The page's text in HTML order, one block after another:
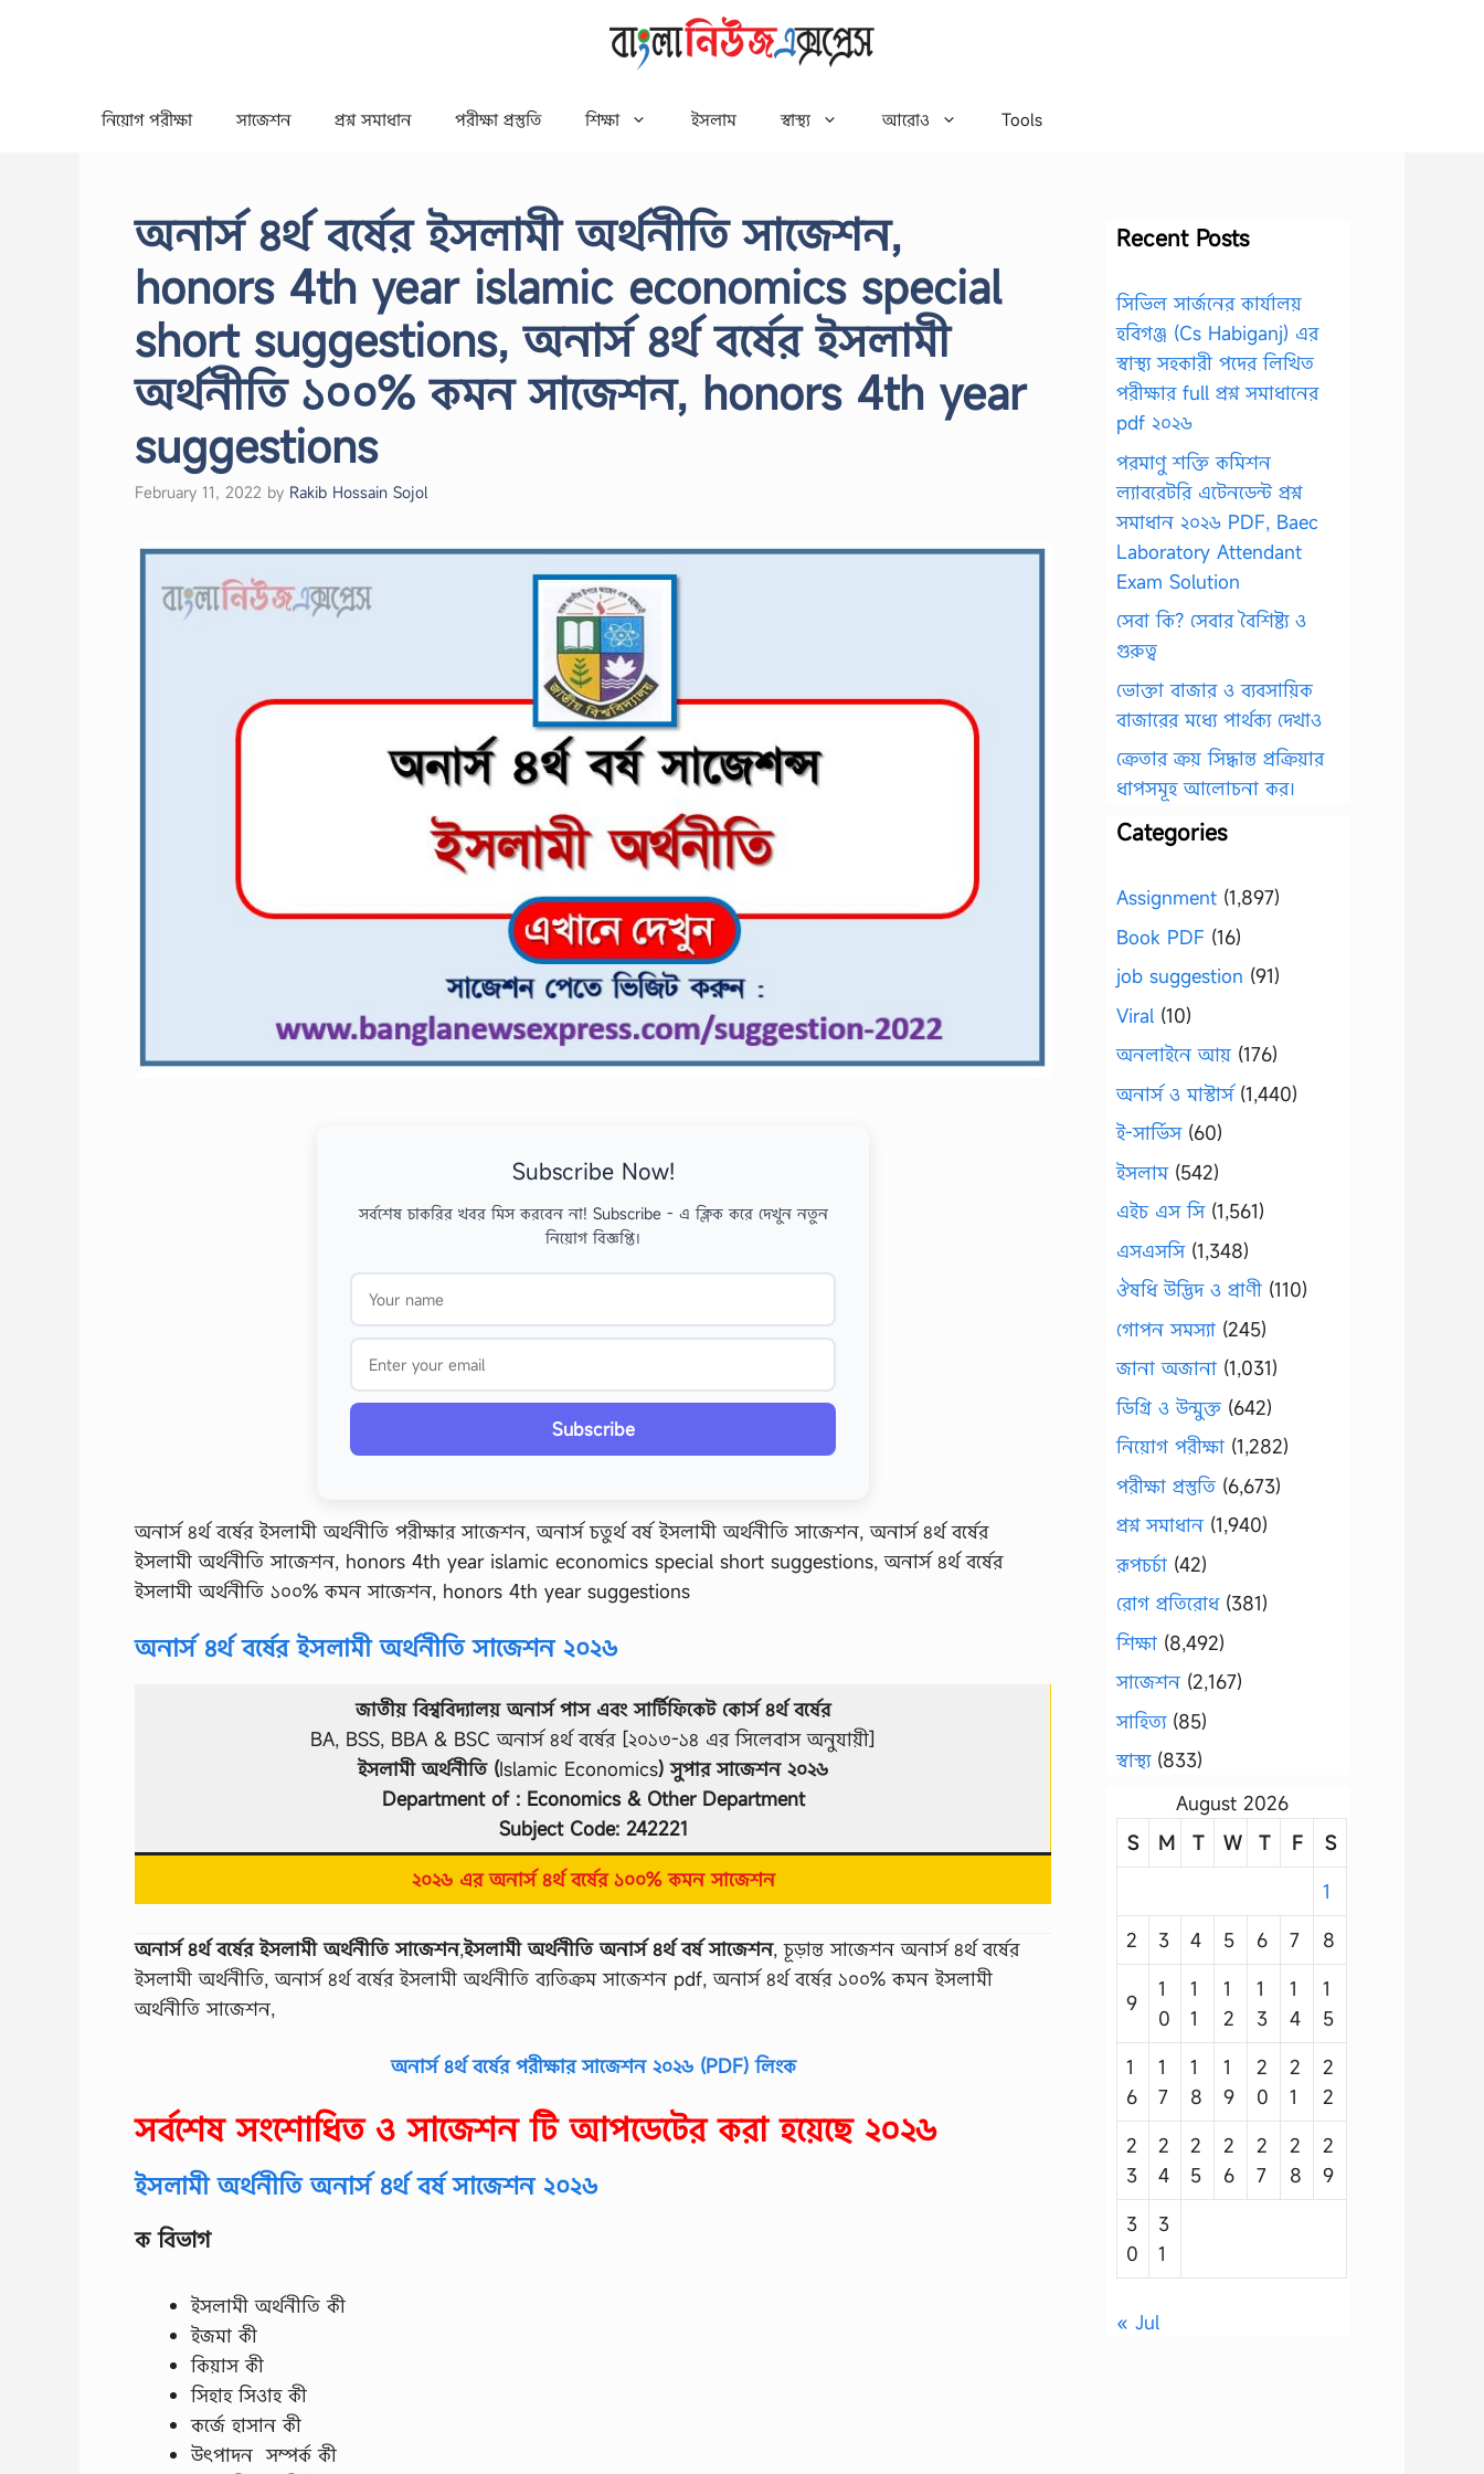
নিয়োগ পরীক্ষা সাজেশন প্রশ্ন সমাধান পরীক্ষা প্রস্তুতি শিক্ষা ইসলাম স্বাস্থ্য আরোও Tools
অনার্স ৪র্থ বর্ষের ইসলামী অর্থনীতি সাজেশন,
honors 4th year islamic economics special
short suggestions, অনার্স ৪র্থ বর্ষের ইসলামী
অর্থনীতি ১০০% কমন সাজেশন, honors 4th year
suggestions
February 11, 2022 by Rakib Hossain Sojol
Subscribe Now!
সর্বশেষ চাকরির খবর মিস করবেন না! Subscribe - এ ক্লিক করে দেখুন নতুন
নিয়োগ বিজ্ঞপ্তি।
Subscribe
অনার্স ৪র্থ বর্ষের ইসলামী অর্থনীতি পরীক্ষার সাজেশন, অনার্স চতুর্থ বর্ষ ইসলামী অর্থনীতি সাজেশন, অনার্স ৪র্থ বর্ষের
ইসলামী অর্থনীতি সাজেশন, honors 4th year islamic economics special short suggestions, অনার্স ৪র্থ বর্ষের
ইসলামী অর্থনীতি ১০০% কমন সাজেশন, honors 4th year suggestions
অনার্স ৪র্থ বর্ষের ইসলামী অর্থনীতি সাজেশন ২০২৬
জাতীয় বিশ্ববিদ্যালয় অনার্স পাস এবং সার্টিফিকেট কোর্স ৪র্থ বর্ষের
BA, BSS, BBA & BSC অনার্স ৪র্থ বর্ষের [২০১৩-১৪ এর সিলেবাস অনুযায়ী]
ইসলামী অর্থনীতি (Islamic Economics) সুপার সাজেশন ২০২৬
Department of : Economics & Other Department
Subject Code: 242221
২০২৬ এর অনার্স ৪র্থ বর্ষের ১০০% কমন সাজেশন
অনার্স ৪র্থ বর্ষের ইসলামী অর্থনীতি সাজেশন,ইসলামী অর্থনীতি অনার্স ৪র্থ বর্ষ সাজেশন, চূড়ান্ত সাজেশন অনার্স ৪র্থ বর্ষের
ইসলামী অর্থনীতি, অনার্স ৪র্থ বর্ষের ইসলামী অর্থনীতি ব্যতিক্রম সাজেশন pdf, অনার্স ৪র্থ বর্ষের ১০০% কমন ইসলামী
অর্থনীতি সাজেশন,
অনার্স ৪র্থ বর্ষের পরীক্ষার সাজেশন ২০২৬ (PDF) লিংক
সর্বশেষ সংশোধিত ও সাজেশন টি আপডেটের করা হয়েছে ২০২৬
ইসলামী অর্থনীতি অনার্স ৪র্থ বর্ষ সাজেশন ২০২৬
ক বিভাগ
ইসলামী অর্থনীতি কী
ইজমা কী
কিয়াস কী
সিহাহ সিওাহ কী
কর্জে হাসান কী
উৎপাদন সম্পর্ক কী
Recent Posts
সিভিল সার্জনের কার্যালয়
হবিগঞ্জ (Cs Habiganj) এর
স্বাস্থ্য সহকারী পদের লিখিত
পরীক্ষার full প্রশ্ন সমাধানের
pdf ২০২৬
পরমাণু শক্তি কমিশন
ল্যাবরেটরি এটেনডেন্ট প্রশ্ন
সমাধান ২০২৬ PDF, Baec
Laboratory Attendant
Exam Solution
সেবা কি? সেবার বৈশিষ্ট্য ও
গুরুত্ব
ভোক্তা বাজার ও ব্যবসায়িক
বাজারের মধ্যে পার্থক্য দেখাও
ক্রেতার ক্রয় সিদ্ধান্ত প্রক্রিয়ার
ধাপসমূহ আলোচনা কর।
Categories
Assignment (1,897)
Book PDF (16)
job suggestion (91)
Viral (10)
অনলাইনে আয় (176)
অনার্স ও মাস্টার্স(1,440)
ই-সার্ভিস(60)
ইসলাম(542)
এইচ এস সি(1,561)
এসএসসি(1,348)
ঔষধি উদ্ভিদ ও প্রাণী (110)
গোপন সমস্যা (245)
জানা অজানা (1,031)
ডিগ্রি ও উন্মুক্ত (642)
নিয়োগ পরীক্ষা (1,282)
পরীক্ষা প্রস্তুতি (6,673)
প্রশ্ন সমাধান (1,940)
রূপচর্চা (42)
রোগ প্রতিরোধ(381)
শিক্ষা (8,492)
সাজেশন (2,167)
সাহিত্য(85)
স্বাস্থ্য(833)
August 2026
S
M T W T F
S
1
2
3 4 5 6 7 8
9
1
0
1
1
1
2
1
3
1
4
1
5
1
6
1
7
1
8
1
9
2
0
2
1
2
2
2
3
2
4
2
5
2
6
2
7
2
8
2
9
3
0
3
1
« Jul